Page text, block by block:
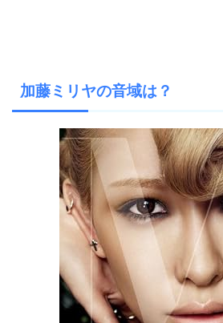
加藤ミリヤの音域は？